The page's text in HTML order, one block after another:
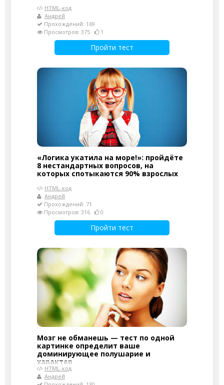
HTML-код
Андрей
Прохождений: 169
Просмотров: 375
1
Пройти тест
«Логика укатила на море!»: пройдёте
8 нестандартных вопросов, на
которых спотыкаются 90% взрослых
HTML-код
Андрей
Прохождений: 71
Просмотров: 316
0
Пройти тест
Мозг не обманешь — тест по одной
картинке определит ваше
доминирующее полушарие и
характер
HTML-код
Андрей